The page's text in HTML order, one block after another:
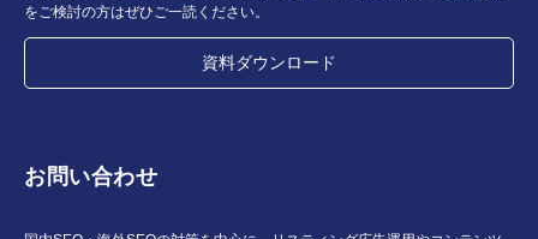
をご検討の方はぜひご一読ください。
資料ダウンロード
お問い合わせ